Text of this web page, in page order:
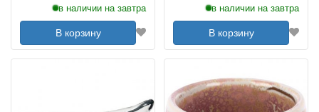
в наличии на завтра
В корзину
в наличии на завтра
В корзину